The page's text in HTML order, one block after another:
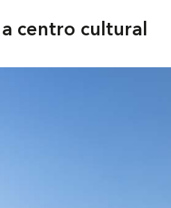
centro cultural